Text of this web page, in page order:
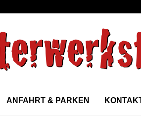
ANFAHRT & PARKEN